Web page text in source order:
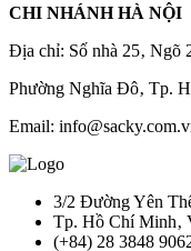
CHI NHÁNH HÀ NỘI
Địa chỉ: Số nhà 25‚ Ngõ
Phường Nghĩa Đô‚ Tp.
Email:
3/2 Đường Yên
Tp. Hồ Chí Minh‚
(+84) 28 3848